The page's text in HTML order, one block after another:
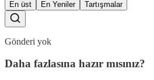
En üst En Yeniler Tartışmalar
Gönderi yok
Daha fazlasına hazır mısınız?